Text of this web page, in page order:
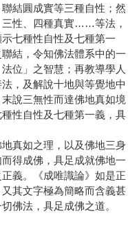
結圓成實等三種自性；然
三性、四種真實……等法，
七種性自性及七種第一
結，令知佛法體系中的一
位」之智慧；再教導學人
，及解說十地與等覺地中
說三無性而達佛地真如境
性自性及七種第一義，具
真如之理，以及佛地三身
得成佛，具足成就佛地一
義。《成唯識論》如是正
其文字極為簡略而含義甚
佛法，具足成佛之道。